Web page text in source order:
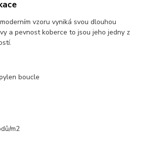
vzoru vyniká svou dlouhou
a pevnost koberce to jsou jeho jedny z
boucle
m2